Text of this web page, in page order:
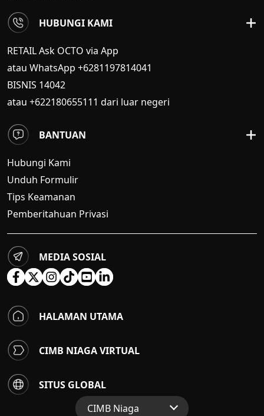
HUBUNGI KAMI
RETAIL Ask OCTO via App
atau WhatsApp +6281197814041
BISNIS 14042
atau +622180655111 dari luar negeri
BANTUAN
Hubungi Kami
Unduh Formulir
Tips Keamanan
Pemberitahuan Privasi
MEDIA SOSIAL
HALAMAN UTAMA
CIMB NIAGA VIRTUAL
SITUS GLOBAL
CIMB Niaga